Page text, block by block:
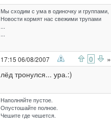
Мы сходим с ума в одиночку и группами,
Новости кормят нас свежими трупами
...
...
17:15 06/08/2007 0 »
лёд тронулся... ура.:)
Наполняйте пустое.
Опустошайте полное.
Чешите где чешется.